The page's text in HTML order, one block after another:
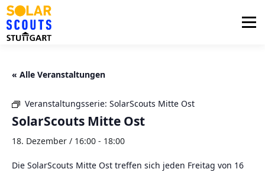
Zum
Inhalt
springen
Menü
« Alle Veranstaltungen
Veranstaltungsserie: SolarScouts Mitte Ost
SolarScouts Mitte Ost
18. Dezember / 16:00 - 18:00
Die SolarScouts Mitte Ost treffen sich jeden Freitag von 16